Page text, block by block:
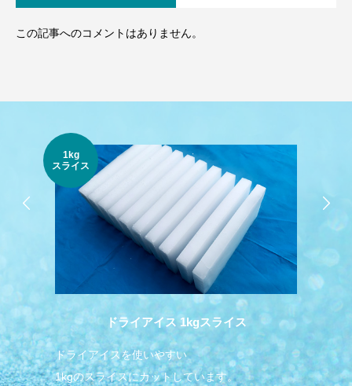
この記事へのコメントはありません。
1kg
スライス
ドライアイス 1kgスライス
ドライアイスを使いやすい
1kgのスライスにカットしています。
飲